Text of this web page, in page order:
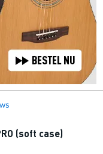
(soft case)